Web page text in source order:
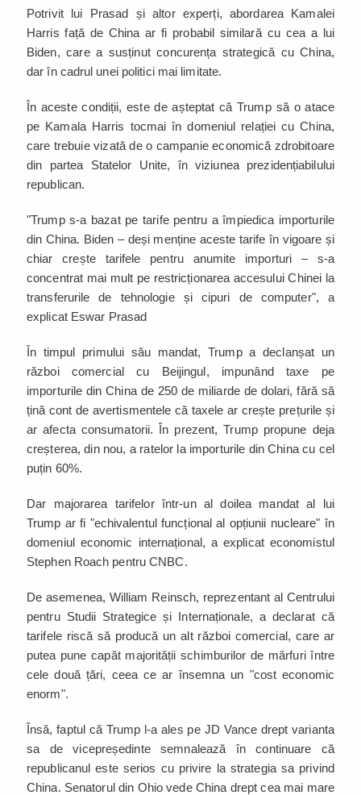
Potrivit lui Prasad și altor experți, abordarea Kamalei
Harris față de China ar fi probabil similară cu cea a lui
Biden, care a susținut concurența strategică cu China,
dar în cadrul unei politici mai limitate.
În aceste condiții, este de așteptat că Trump să o atace
pe Kamala Harris tocmai în domeniul relației cu China,
care trebuie vizată de o campanie economică zdrobitoare
din partea Statelor Unite, în viziunea prezidențiabilului
republican.
"Trump s-a bazat pe tarife pentru a împiedica importurile
din China. Biden – deși menține aceste tarife în vigoare și
chiar crește tarifele pentru anumite importuri – s-a
concentrat mai mult pe restricționarea accesului Chinei la
transferurile de tehnologie și cipuri de computer", a
explicat Eswar Prasad
În timpul primului său mandat, Trump a declanșat un
război comercial cu Beijingul, impunând taxe pe
importurile din China de 250 de miliarde de dolari, fără să
țină cont de avertismentele că taxele ar crește prețurile și
ar afecta consumatorii. În prezent, Trump propune deja
creșterea, din nou, a ratelor la importurile din China cu cel
puțin 60%.
Dar majorarea tarifelor într-un al doilea mandat al lui
Trump ar fi "echivalentul funcțional al opțiunii nucleare" în
domeniul economic internațional, a explicat economistul
Stephen Roach pentru CNBC.
De asemenea, William Reinsch, reprezentant al Centrului
pentru Studii Strategice și Internaționale, a declarat că
tarifele riscă să producă un alt război comercial, care ar
putea pune capăt majorității schimburilor de mărfuri între
cele două țări, ceea ce ar însemna un "cost economic
enorm".
Însă, faptul că Trump l-a ales pe JD Vance drept varianta
sa de vicepreședinte semnalează în continuare că
republicanul este serios cu privire la strategia sa privind
China. Senatorul din Ohio vede China drept cea mai mare